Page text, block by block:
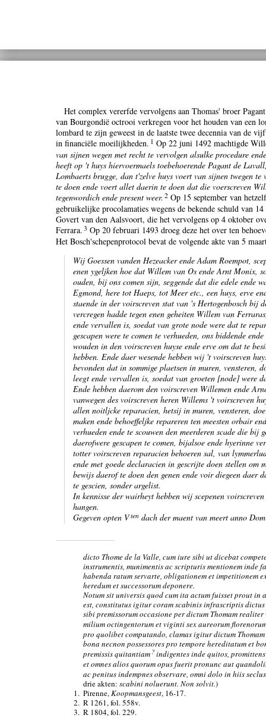
Het complex vererfde vervolgens aan Thomas' broer
van Bourgondië octrooi verkregen voor het houden van een
lombard te zijn geweest in de laatste twee decennia van de
in financiële moeilijkheden. 1 Op 22 juni 1492 machtigde
van sijnen wegen met recht te vervolgen alsulke procedure
heeft op 't huys hiervoermaels toebehoerende Pagant de
Lombaerts brugge, dan t'zelve huys voert van sijnen twegen te
te doen ende voert allet daerin te doen dat die voerscreven
tegenwordich ende present weer. 2Op 15 september van
gebruikelijke procolamaties wegens de bekende schuld van
Govert van den Aalsvoort, die het vervolgens op 4 oktober
Ferrara. 3 Op 20 februari 1493 droeg deze het over ten
Het Bosch'schepenprotocol bevat de volgende akte van 5
Wij Goessen vanden Hezeacker ende Adam Roempot,
enen ygeljken hoe dat Willem van Os ende Arnt Monix,
ouden, bij ons comen sijn, seggende dat die edele ende
Egmond, here tot Haeps, tot Meer etc., een huys, erve
staende in der voirscreven stat van 's Hertogenbosch bij
vercregen hadde tegen enen geheiten Willem van
ende vervallen is, soedat van grote node were dat te
gescapen were te comen te verhueden, ons biddende
wouden in den voirscreven huyse ende erve om dat te
hebben. Ende daer wesende hebben wij 't voirscreven
bevonden dat in sommige plaetsen in muren, vensteren,
leegt ende vervallen is, soedat van groeten [node] were
Ende hebben daerom den voirscreven Willemen ende
vanwegen des voirscreven heren Willems 't voirscreven
allen noitljcke reparacien, hetsij in muren, vensteren,
maken ende behoeffeljke repareren ten meesten orbair
verhueden ende te scouwen den meerderen scade die bij
daerofwere gescapen te comen, bijalsoe ende hyerinne
totter voirscreven reparacien behoeren sal, van
ende met goede declaracien in gescrijte doen stellen om
bewijs daerof te doen den genen ende voir diegeen daer
te gescien, sonder argelist.
In kennisse der wairheyt hebben wij scepenen
hangen.
Gegeven opten Vtendach der maent van meert anno
dicto Thome de la Valle, cum iure sibi ut dicebat
instrumentis, munimentis ac scripturis mentionem inde
habenda ratum servarte, obligationem et impetitionem
heredum et successorum deponere.
Notum sit universis quod cum ita actum fuisset prout
est, constitutus igitur coram scabinis infrascriptis
sibi premissorum occasione per dictum Thomam realiter
milium octingentorum et viginti sex aureorum
pro quolibet computando, clamas igitur dictum Thomam
bona necnon possessores pro tempore hereditatum et
premissis quitantiam ?indigentes inde quitos,
et omnes alios quorum opus fuerit pronunc aut
ac penitus indempnes observare, omni dolo in hiis
drie akten:scabini noluerunt. Non solvit.)
1. Pirenne,Koopmansgeest, 16-17.
2. R 1261, fol. 558v.
3. R 1804, fol. 229.